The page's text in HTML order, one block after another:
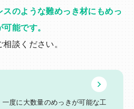
スのような難めっき材にもめっ
可能です。
談ください。
度に⼤数量のめっきが可能な⼯